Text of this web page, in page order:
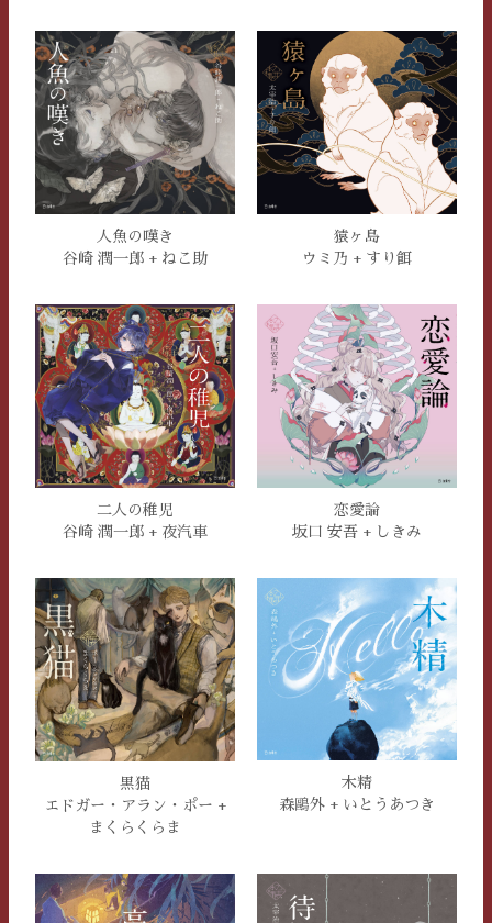
人魚の嘆き
谷崎 潤一郎 + ねこ助
猿ヶ島
ウミ乃 + すり餌
二人の稚児
谷崎 潤一郎 + 夜汽車
恋愛論
坂口 安吾 + しきみ
黒猫
エドガー・アラン・ポー +
まくらくらま
木精
森鷗外 + いとうあつき